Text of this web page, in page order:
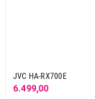
JVC HA-RX700E
6.499,00